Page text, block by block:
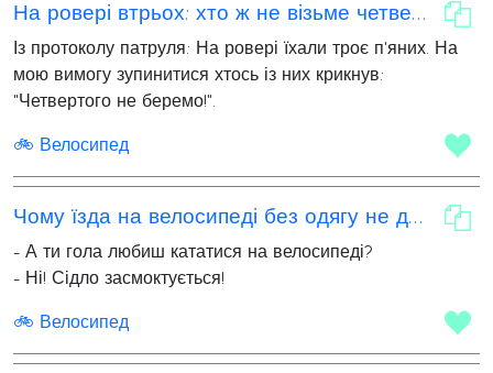
На ровері втрьох: хто ж не візьме четвертого?
Із протоколу патруля: На ровері їхали троє п'яних. На
мою вимогу зупинитися хтось із них крикнув:
"Четвертого не беремо!".
🚲 Велосипед
Чому їзда на велосипеді без одягу не для всіх?
- А ти гола любиш кататися на велосипеді?
- Ні! Сідло засмоктується!
🚲 Велосипед